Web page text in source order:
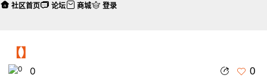
【】
0 0
社区首页 论坛 商城 登录